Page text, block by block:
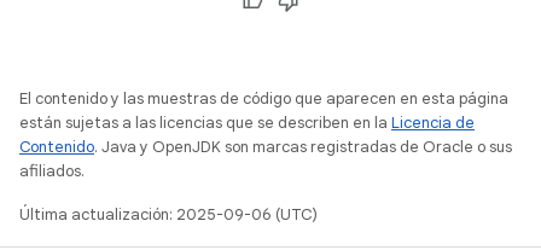
El contenido y las muestras de código que aparecen en esta página
están sujetas a las licencias que se describen en la Licencia de
Contenido. Java y OpenJDK son marcas registradas de Oracle o sus
afiliados.
Última actualización: 2025-09-06 (UTC)